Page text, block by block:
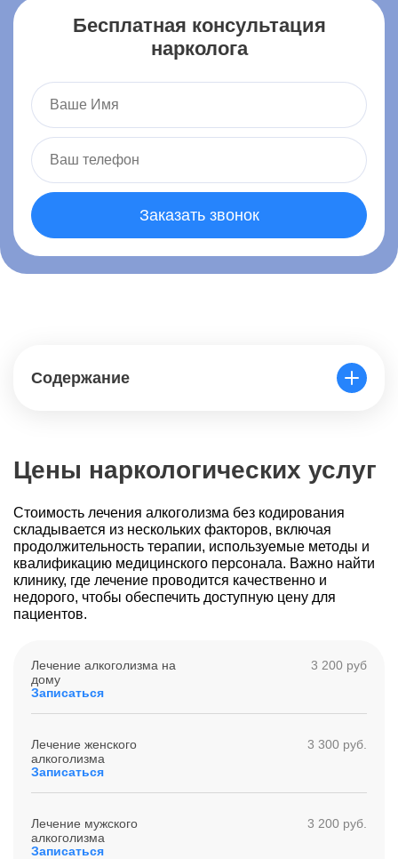
Бесплатная консультация
нарколога
Заказать звонок
Содержание
Цены наркологических услуг
Стоимость лечения алкоголизма без кодирования
складывается из нескольких факторов, включая
продолжительность терапии, используемые методы и
квалификацию медицинского персонала. Важно найти
клинику, где лечение проводится качественно и
недорого, чтобы обеспечить доступную цену для
пациентов.
Лечение алкоголизма на
дому
3 200 руб
Записаться
Лечение женского
алкоголизма
3 300 руб.
Записаться
Лечение мужского
алкоголизма
3 200 руб.
Записаться